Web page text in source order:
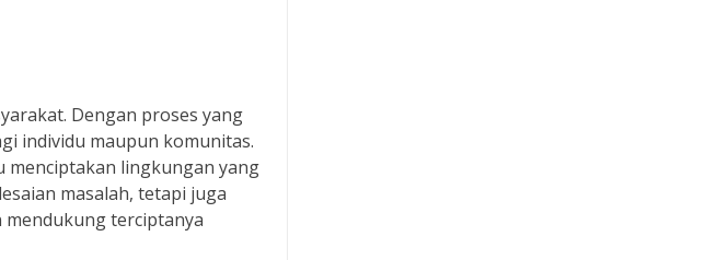
Dengan proses yang
individu maupun komunitas.
menciptakan lingkungan yang
masalah, tetapi juga
terciptanya